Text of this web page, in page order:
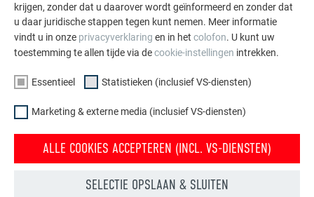
kepers te plaatsen op een afstand die overeenkomt met een
veelvoud van de dakbedekking – bijvoorbeeld bij de PREFA-
dakpan: 600 mm, 900 mm of 1200 mm. Bij vakkundige
montage van het startprofiel kan zo worden afgezien van
extra grondplaten.
Bij isolatiesystemen boven op de kepers moet worden gelet
op het draagvermogen van de bovenste isolatielaag bij
puntbelastingen. Bij grote isolatiediktes met daarboven een
geventileerde laag kan een aanpassing van de schroeflengte
bevestiging statisch correct uit te voeren en extra
krijgen, zonder dat u daarover wordt geïnformeerd en zonder dat
u daar juridische stappen tegen kunt nemen. Meer informatie
vindt u in onze privacyverklaring en in het colofon. U kunt uw
toestemming te allen tijde via decookie-instellingen intrekken.
Essentieel Statistieken (inclusief VS-diensten)
Marketing & externe media (inclusief VS-diensten)
ALLE COOKIES ACCEPTEREN (INCL. VS-DIENSTEN)
SELECTIE OPSLAAN & SLUITEN